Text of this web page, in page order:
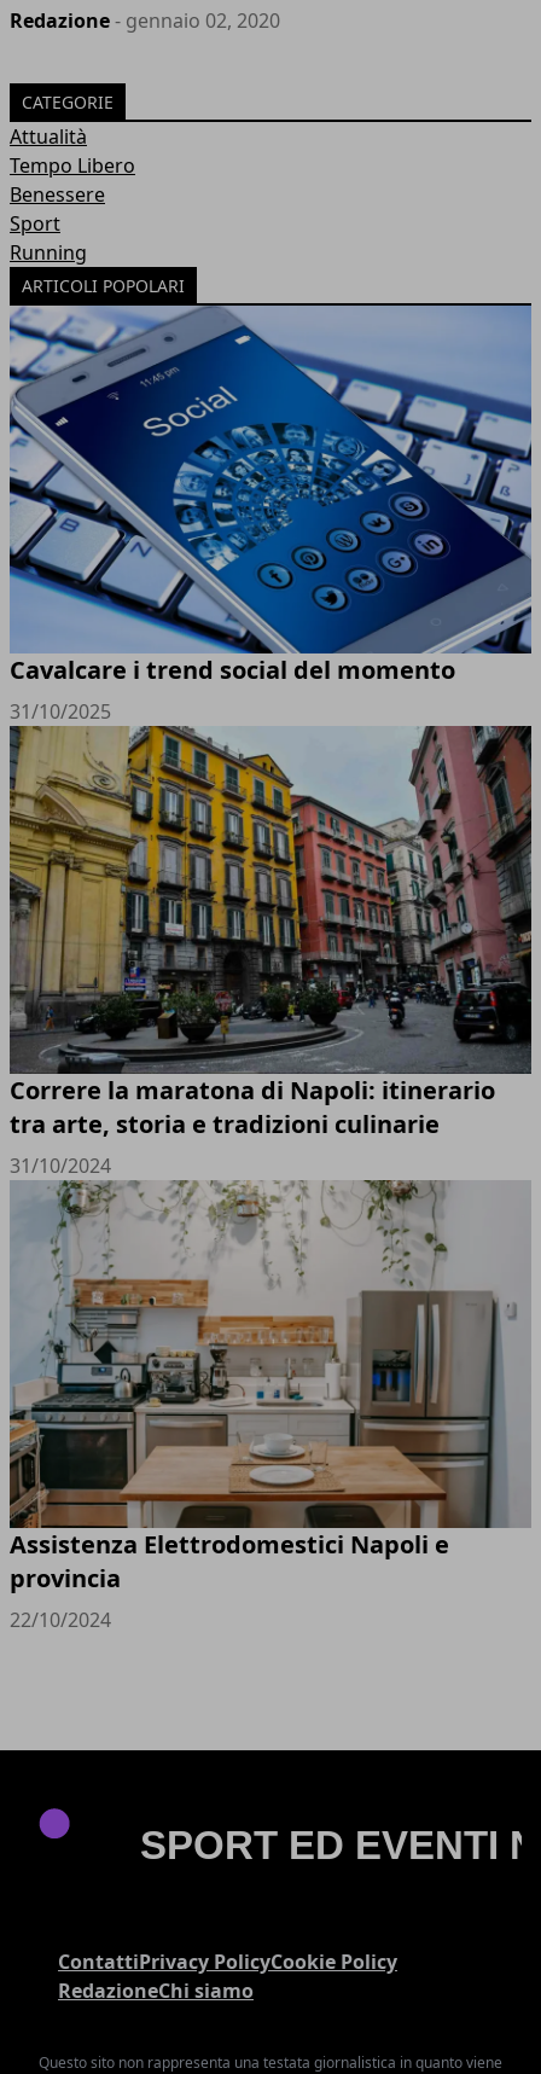
Redazione- gennaio 02, 2020
CATEGORIE
Attualità
Tempo Libero
Benessere
Sport
Running
ARTICOLI POPOLARI
Cavalcare i trend social del momento
31/10/2025
Correre la maratona di Napoli: itinerario
tra arte, storia e tradizioni culinarie
31/10/2024
Assistenza Elettrodomestici Napoli e
provincia
22/10/2024
ContattiPrivacy PolicyCookie Policy
RedazioneChi siamo
Questo sito non rappresenta una testata giornalistica in quanto viene